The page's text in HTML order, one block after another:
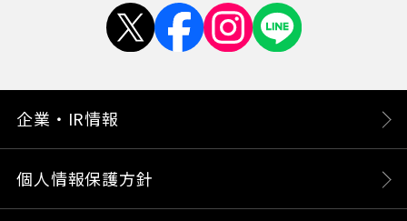
企業・IR情報
個人情報保護方針